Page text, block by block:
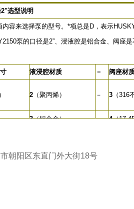
选型说明
容来选择泵的型号。*项总是D，表示
泵的口径是2”、浸液腔是铝合金、阀座
液浸腔材质 － 阀座材
2 （聚丙烯） － 3 （316
3（铝合金） － 4（17-
5（Kynar®） －
朝阳区东直门外大街18号